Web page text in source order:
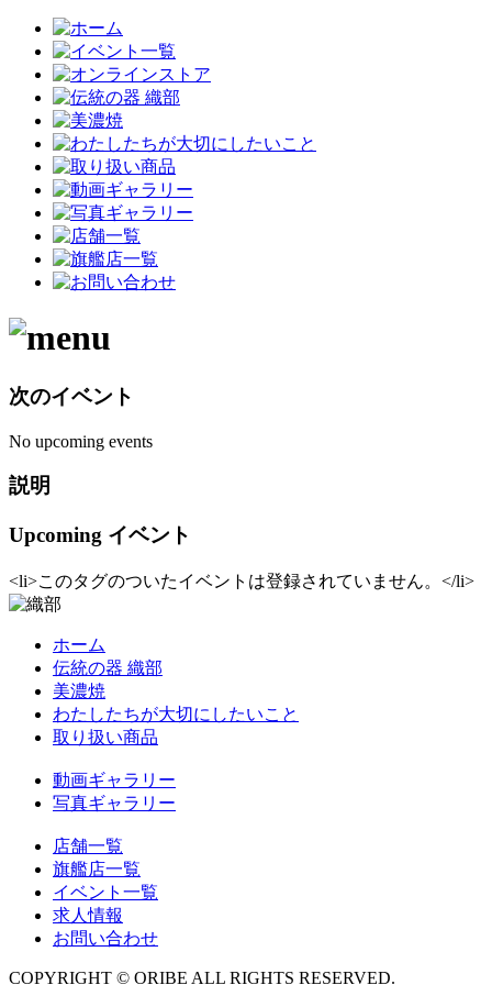
次のイベント
No upcoming events
説明
Upcoming イベント
<li>このタグのついたイベントは登録されていません。</li>
ホーム
伝統の器 織部
美濃焼
わたしたちが大切にしたいこと
取り扱い商品
動画ギャラリー
写真ギャラリー
店舗一覧
旗艦店一覧
イベント一覧
求人情報
お問い合わせ
COPYRIGHT © ORIBE ALL RIGHTS RESERVED.